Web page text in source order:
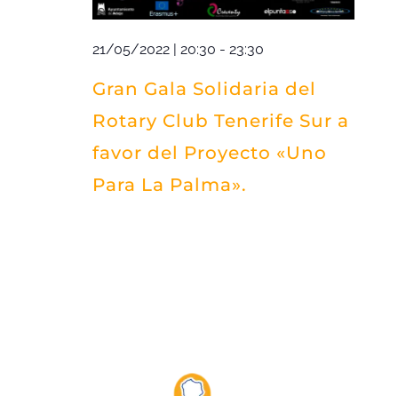
21/05/2022 | 20:30 - 23:30
Gran Gala Solidaria del
Rotary Club Tenerife Sur a
favor del Proyecto «Uno
Para La Palma».